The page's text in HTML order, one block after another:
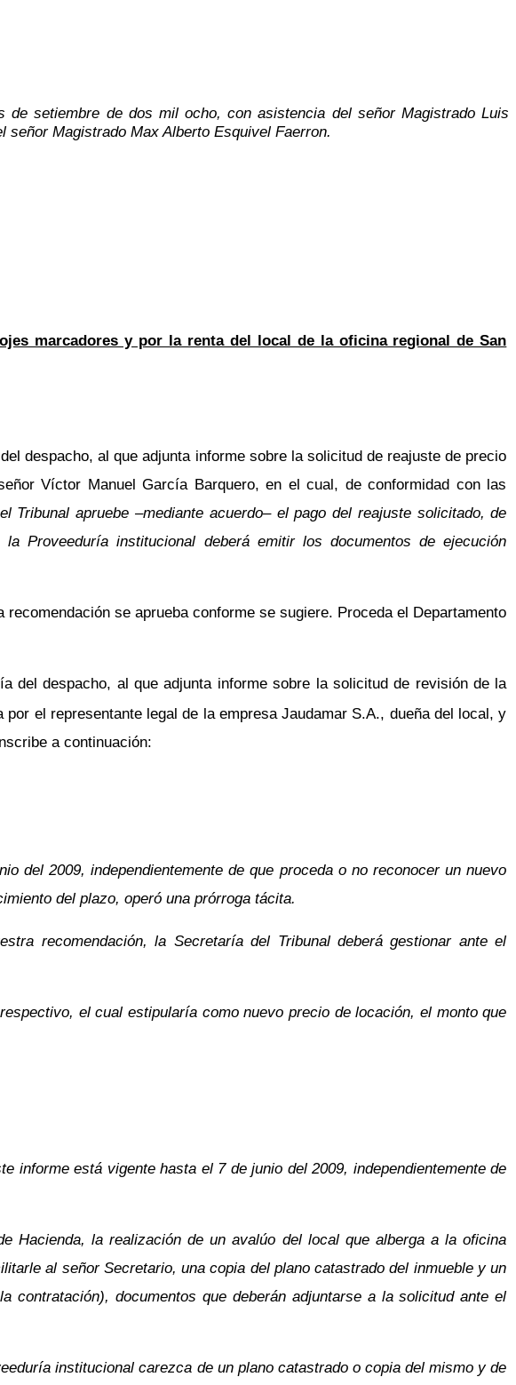
setiembre de dos mil ocho, con asistencia del señor Magistrado Luis
Magistrado Max Alberto Esquivel Faerron.
marcadores y por la renta del local de la oficina regional de San
despacho, al que adjunta informe sobre la solicitud de reajuste de precio
Víctor Manuel García Barquero, en el cual, de conformidad con las
Tribunal apruebe –mediante acuerdo– el pago del reajuste solicitado, de
Proveeduría institucional deberá emitir los documentos de ejecución
se aprueba conforme se sugiere. Proceda el Departamento
del despacho, al que adjunta informe sobre la solicitud de revisión de la
el representante legal de la empresa Jaudamar S.A., dueña del local, y
a continuación:
del 2009, independientemente de que proceda o no reconocer un nuevo
del plazo, operó una prórroga tácita.
recomendación, la Secretaría del Tribunal deberá gestionar ante el
el cual estipularía como nuevo precio de locación, el monto que
informe está vigente hasta el 7 de junio del 2009, independientemente de
Hacienda, la realización de un avalúo del local que alberga a la oficina
al señor Secretario, una copia del plano catastrado del inmueble y un
contratación), documentos que deberán adjuntarse a la solicitud ante el
institucional carezca de un plano catastrado o copia del mismo y de